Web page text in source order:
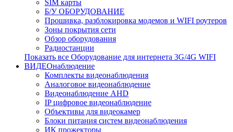
SIM карты
Б/У ОБОРУДОВАНИЕ
Прошивка, разблокировка модемов и WIFI роутеров
Зоны покрытия сети
Обзор оборудования
Радиостанции
Показать все Оборудование для интернета 3G/4G WIFI
ВИДЕОнаблюдение
Комплекты видеонаблюдения
Аналоговое видеонаблюдение
Видеонаблюдение AHD
IP цифровое видеонаблюдение
Объективы для видеокамер
Блоки питания систем видеонаблюдения
ИК прожекторы